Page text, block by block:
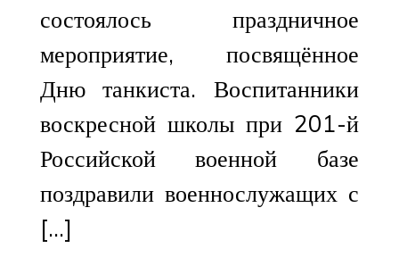
состоялось праздничное
мероприятие, посвящённое
Дню танкиста. Воспитанники
воскресной школы при 201-й
Российской военной базе
поздравили военнослужащих с
[…]